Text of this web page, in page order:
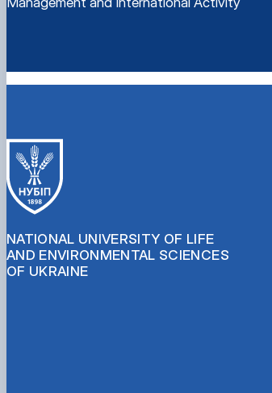
NATIONAL UNIVERSITY OF LIFE
AND ENVIRONMENTAL SCIENCES
OF UKRAINE